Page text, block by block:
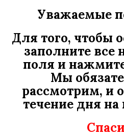
Уважаемые
Для того, чтобы
заполните все
поля и
Мы
рассмотрим, и
течение дня